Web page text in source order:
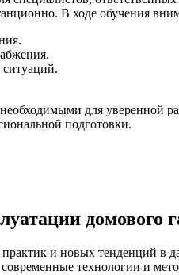
В ходе обучения
для уверенной
подготовки.
домового
и новых тенденций
технологии и